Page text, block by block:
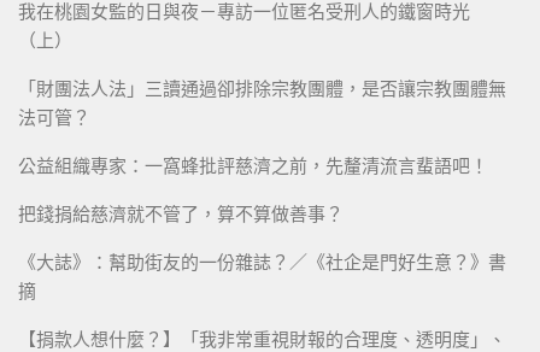
我在桃園女監的日與夜－專訪一位匿名受刑人的鐵窗時光
（上）
「財團法人法」三讀通過卻排除宗教團體，是否讓宗教團體無
法可管？
公益組織專家：一窩蜂批評慈濟之前，先釐清流言蜚語吧！
把錢捐給慈濟就不管了，算不算做善事？
《大誌》：幫助街友的一份雜誌？／《社企是門好生意？》書
摘
【捐款人想什麼？】「我非常重視財報的合理度、透明度」、